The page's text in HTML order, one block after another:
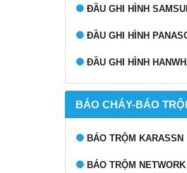
ĐẦU GHI HÌNH
ĐẦU GHI HÌNH
ĐẦU GHI HÌNH
BÁO CHÁY-BÁO
BÁO TRỘM KARASSN
BÁO TRỘM NETWORK